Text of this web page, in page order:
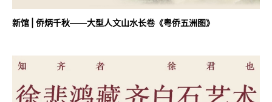
新馆 | 侨炳千秋——大型人文山水长卷《粤侨五洲图》